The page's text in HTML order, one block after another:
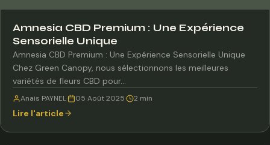
Amnesia CBD Premium : Une Expérience
Sensorielle Unique
Amnesia CBD Premium : Une Expérience Sensorielle Unique
Chez Green Canopy, nous sélectionnons les meilleures
variétés de fleurs CBD pour…
Anais PAYNEL 05 Août 2025 2 min
Lire l'article